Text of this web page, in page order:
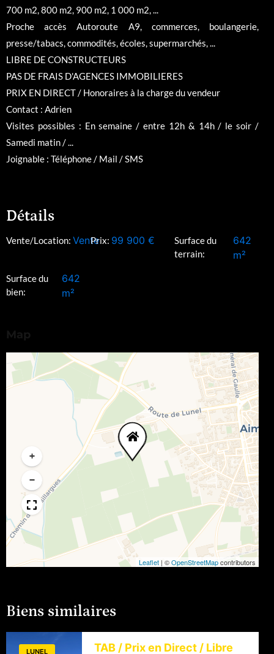
700 m2, 800 m2, 900 m2, 1 000 m2, ...
Proche accès Autoroute A9, commerces, boulangerie,
presse/tabacs, commodités, écoles, supermarchés, ...
LIBRE DE CONSTRUCTEURS
PAS DE FRAIS D'AGENCES IMMOBILIERES
PRIX EN DIRECT / Honoraires à la charge du vendeur
Contact : Adrien
Visites possibles : En semaine / entre 12h & 14h / le soir /
Samedi matin / ...
Joignable : Téléphone / Mail / SMS
Détails
Vente/Location: VentePrix: 99 900 €
Surface du
terrain:
642
m²
Surface du
bien:
642
m²
+
−
Leaflet | ©OpenStreetMapcontributors
Biens similaires
LUNEL
TAB / Prix en Direct / Libre